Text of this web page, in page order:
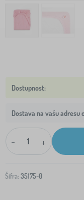
Dostava na vašu adresu
- +
Šifra: 35175-0